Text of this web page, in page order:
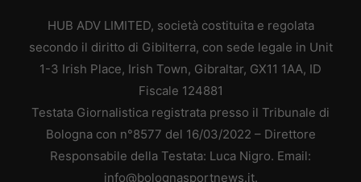
HUB ADV LIMITED, società costituita e regolata
secondo il diritto di Gibilterra, con sede legale in Unit
1-3 Irish Place, Irish Town, Gibraltar, GX11 1AA, ID
Fiscale 124881
Testata Giornalistica registrata presso il Tribunale di
Bologna con n°8577 del 16/03/2022 – Direttore
Responsabile della Testata: Luca Nigro. Email:
info@bolognasportnews.it.